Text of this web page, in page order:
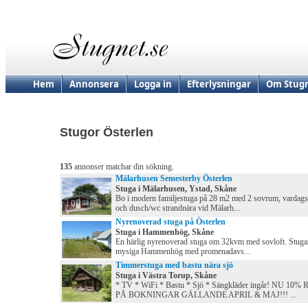
Hem Annonsera Logga in Efterlysningar Om
Stugor Österlen
135 annonser matchar din sökning.
Mälarhusen Semesterby Österlen
Stuga i Mälarhusen, Ystad, Skåne
Bo i modern familjestuga på 28 m2 med 2 sovrum,
och dusch/wc strandnära vid Mälarh...
Nyrenoverad stuga på Österlen
Stuga i Hammenhög, Skåne
En härlig nyrenoverad stuga om 32kvm med sovloft.
mysiga Hammenhög med promenadavs...
Timmerstuga med bastu nära sjö
Stuga i Västra Torup, Skåne
* TV * WiFi * Bastu * Sjö * Sängkläder ingår! NU 10%
PÅ BOKNINGAR GÄLLANDE APRIL & MAJ!!! ...